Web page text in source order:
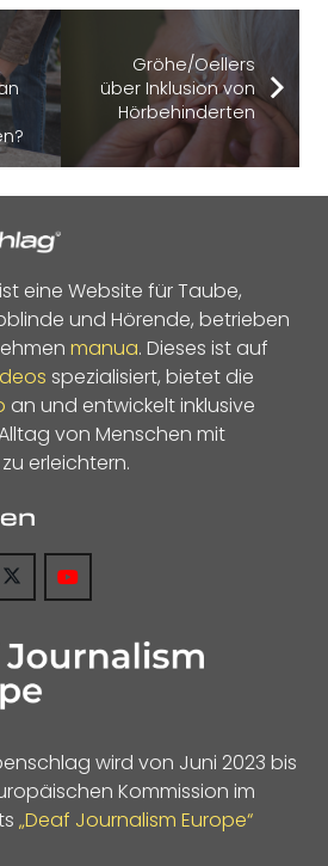
Gröhe/Oellers
über Inklusion von
Hörbehinderten
eine Website für Taube,
und Hörende, betrieben
manua. Dieses ist auf
spezialisiert, bietet die
an und entwickelt inklusive
von Menschen mit
erleichtern.
wird von Juni 2023 bis
Kommission im
„Deaf Journalism Europe“